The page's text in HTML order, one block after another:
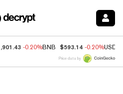
-0.20%BNB $593.14 -0.20%USDC
Price data by